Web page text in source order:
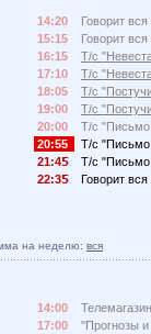
14:20
Говорит
15:15
Говорит
16:15
Т/с
17:10
Т/с
18:05
Т/с
19:00
Т/с
20:00
Т/с "Письмо
20:55
Т/с "Письмо
21:4
Т/с "Письмо
22:3
Говорит
на неделю: вся
14:00
17:00
"Прогнозы и